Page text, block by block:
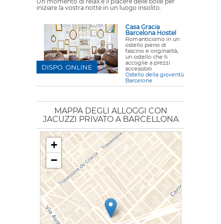
iniziare la vostra notte in un luogo insolito.
Casa Gracia
Barcelona Hostel
Romanticismo in un
ostello pieno di
fascino e originalità,
un ostello che ti
accoglie a prezzi
accessibili.
Ostello della gioventù
Barcelone
DISPO. ONLINE
MAPPA DEGLI ALLOGGI CON
JACUZZI PRIVATO A BARCELLONA
+
−